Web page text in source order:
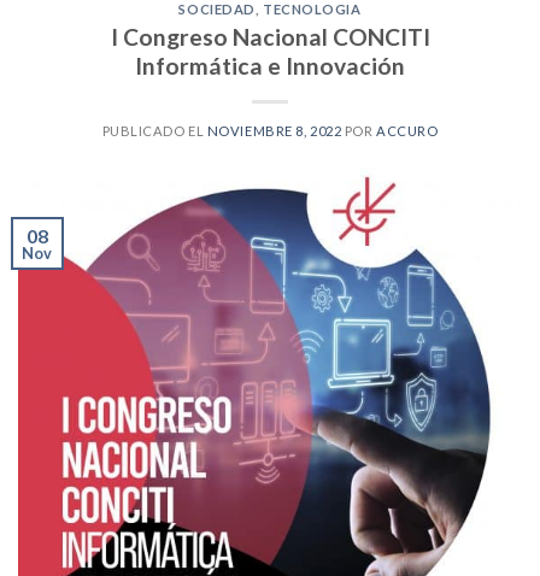
SOCIEDAD TECNOLOGIA
I Congreso Nacional CONCITI
Informática e Innovación
PUBLICADO EL NOVIEMBRE 8, 2022 PORACCURO
08
Nov